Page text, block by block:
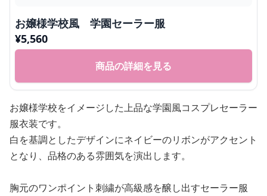
お嬢様学校風 学園セーラー服
¥5,560
商品の詳細を見る
お嬢様学校をイメージした上品な学園風コスプレセーラー
服衣装です。
白を基調としたデザインにネイビーのリボンがアクセント
となり、品格のある雰囲気を演出します。
胸元のワンポイント刺繍が高級感を醸し出すセーラー服